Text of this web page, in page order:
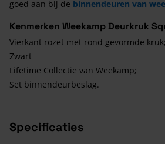
goed aan bij de binnendeuren van
Kenmerken Weekamp Deurkruk
Vierkant rozet met rond gevormde kruk;
Zwart
Lifetime Collectie van Weekamp;
Set binnendeurbeslag.
Specificaties